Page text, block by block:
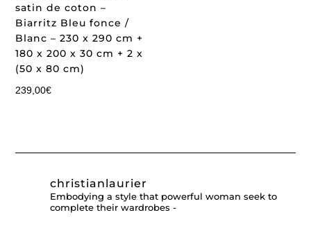
satin de coton –
Biarritz Bleu fonce /
Blanc – 230 x 290 cm +
180 x 200 x 30 cm + 2 x
(50 x 80 cm)
239,00€
christianlaurier
Embodying a style that powerful woman seek to
complete their wardrobes -